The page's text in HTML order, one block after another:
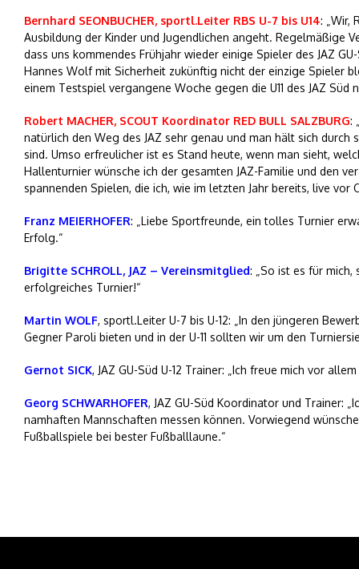
Bernhard SEONBUCHER, sportl.Leiter RBS U-7 bis U14: „Wir,
Ausbildung der Kinder und Jugendlichen angeht. Regelmäßige
dass uns kommendes Frühjahr wieder einige Spieler des JAZ
Hannes Wolf mit Sicherheit zukünftig nicht der einzige Spieler
einem Testspiel vergangene Woche gegen die U11 des JAZ
Robert MACHER, SCOUT Koordinator RED BULL SALZBURG:
natürlich den Weg des JAZ sehr genau und man hält sich
sind. Umso erfreulicher ist es Stand heute, wenn man sieht,
Hallenturnier wünsche ich der gesamten JAZ-Familie und den
spannenden Spielen, die ich, wie im letzten Jahr bereits, live
Franz MEIERHOFER: „Liebe Sportfreunde, ein tolles Turnier
Erfolg.“
Brigitte SCHROLL, JAZ – Vereinsmitglied: „So ist es für mich,
erfolgreiches Turnier!“
Martin WOLF, sportl.Leiter U-7 bis U-12: „In den jüngeren
Gegner Paroli bieten und in der U-11 sollten wir um den
Gernot SICK, JAZ GU-Süd U-12 Trainer: „Ich freue mich vor
Georg SCHWARHOFER, JAZ GU-Süd Koordinator und Trainer:
namhaften Mannschaften messen können. Vorwiegend
Fußballspiele bei bester Fußballlaune.“